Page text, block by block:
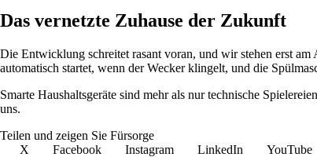
Das vernetzte Zuhause der Zukunft
Die Entwicklung schreitet rasant voran, und wir stehen erst
automatisch startet, wenn der Wecker klingelt, und die
Smarte Haushaltsgeräte sind mehr als nur technische
uns.
Teilen und zeigen Sie Fürsorge
X
Facebook Instagram LinkedIn YouTube